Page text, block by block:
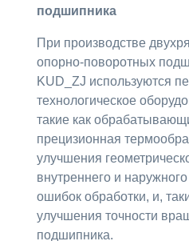
подшипника
При производстве
опорно-поворотных
KUD_ZJ используются
технологическое
такие как
прецизионная
улучшения
внутреннего и
ошибок обработки, и,
улучшения точности
подшипника.